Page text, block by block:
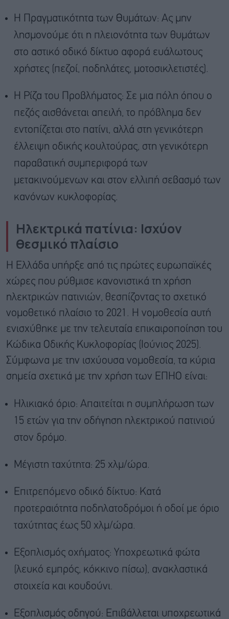
Η Πραγματικότητα των Θυμάτων: Ας μην
λησμονούμε ότι η πλειονότητα των θυμάτων
στο αστικό οδικό δίκτυο αφορά ευάλωτους
χρήστες (πεζοί, ποδηλάτες, μοτοσικλετιστές).
Η Ρίζα του Προβλήματος: Σε μια πόλη όπου ο
πεζός αισθάνεται απειλή, το πρόβλημα δεν
εντοπίζεται στο πατίνι, αλλά στη γενικότερη
έλλειψη οδικής κουλτούρας, στη γενικότερη
παραβατική συμπεριφορά των
μετακινούμενων και στον ελλιπή σεβασμό των
κανόνων κυκλοφορίας.
Ηλεκτρικά πατίνια: Ισχύον
θεσμικό πλαίσιο
Η Ελλάδα υπήρξε από τις πρώτες ευρωπαϊκές
χώρες που ρύθμισε κανονιστικά τη χρήση
ηλεκτρικών πατινιών, θεσπίζοντας το σχετικό
νομοθετικό πλαίσιο το 2021. Η νομοθεσία αυτή
ενισχύθηκε με την τελευταία επικαιροποίηση του
Κώδικα Οδικής Κυκλοφορίας (Ιούνιος 2025).
Σύμφωνα με την ισχύουσα νομοθεσία, τα κύρια
σημεία σχετικά με την χρήση των ΕΠΗΟ είναι:
Ηλικιακό όριο: Απαιτείται η συμπλήρωση των
15 ετών για την οδήγηση ηλεκτρικού πατινιού
στον δρόμο.
Μέγιστη ταχύτητα: 25 χλμ/ώρα.
Επιτρεπόμενο οδικό δίκτυο: Κατά
προτεραιότητα ποδηλατοδρόμοι ή οδοί με όριο
ταχύτητας έως 50 χλμ/ώρα.
Εξοπλισμός οχήματος: Υποχρεωτικά φώτα
(λευκό εμπρός, κόκκινο πίσω), ανακλαστικά
στοιχεία και κουδούνι.
Εξοπλισμός οδηγού: Επιβάλλεται υποχρεωτικά